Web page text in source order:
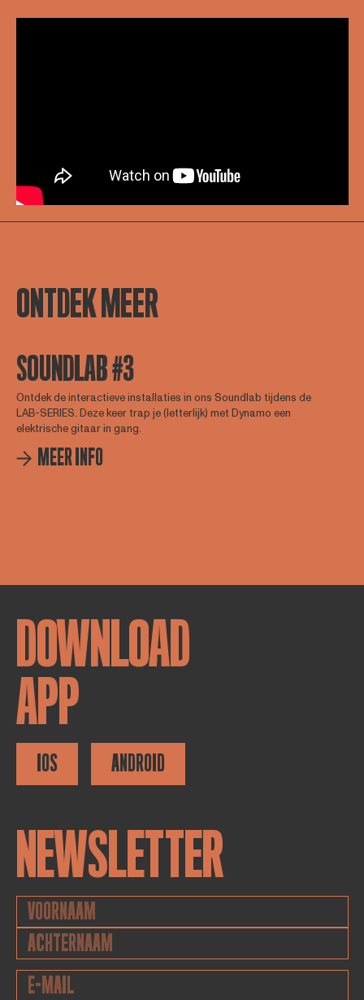
ONTDEK MEER
SOUNDLAB #3
Ontdek de interactieve installaties in ons Soundlab tijdens de
LAB-SERIES. Deze keer trap je (letterlijk) met Dynamo een
elektrische gitaar in gang.
MEER INFO
DOWNLOAD
APP
IOS ANDROID
NEWSLETTER